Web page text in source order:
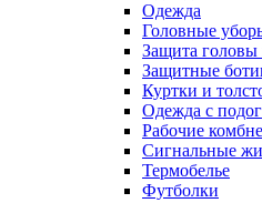
Одежда
Головные
Защита головы
Защитные
Куртки и
Одежда с
Рабочие
Сигнальные
Термобелье
Футболки